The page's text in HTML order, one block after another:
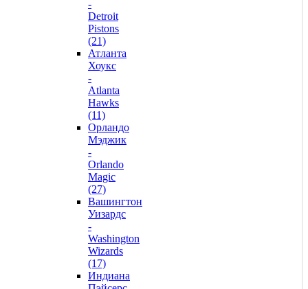
-
Detroit
Pistons
(21)
Атланта
Хоукс
-
Atlanta
Hawks
(11)
Орландо
Мэджик
-
Orlando
Magic
(27)
Вашингтон
Уизардс
-
Washington
Wizards
(17)
Индиана